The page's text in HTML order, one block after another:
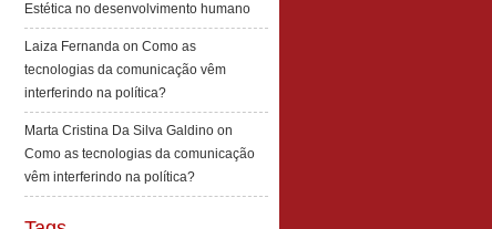
Estética no desenvolvimento humano
Laiza Fernanda on Como as
tecnologias da comunicação vêm
interferindo na política?
Marta Cristina Da Silva Galdino on
Como as tecnologias da comunicação
vêm interferindo na política?